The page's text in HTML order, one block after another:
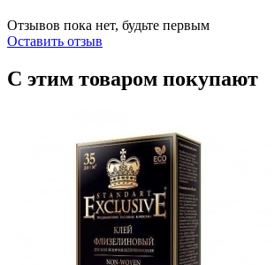
Отзывов пока нет, будьте первым
Оставить отзыв
С этим товаром покупают